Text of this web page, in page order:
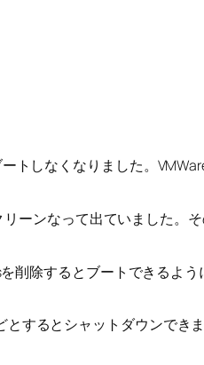
トしなくなりました。
ーンなって出ていました。
削除するとブートできるよう
するとシャットダウンできま